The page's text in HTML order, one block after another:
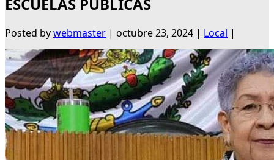
ESCUELAS PÚBLICAS
Posted bywebmaster | octubre 23, 2024 | Local |